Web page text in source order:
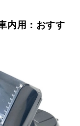
内用：おすす